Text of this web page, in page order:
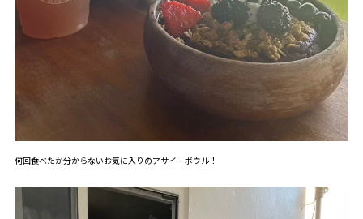
何回食べたか分からないお気に入りのアサイーボウル！